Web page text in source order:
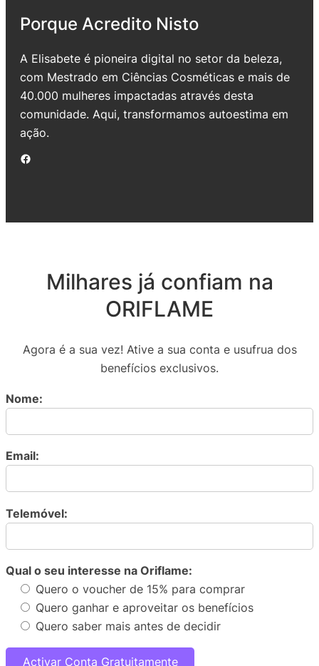
Porque Acredito Nisto
A Elisabete é pioneira digital no setor da beleza,
com Mestrado em Ciências Cosméticas e mais de
40.000 mulheres impactadas através desta
comunidade. Aqui, transformamos autoestima em
ação.
Facebook
Milhares já confiam na
ORIFLAME
Agora é a sua vez! Ative a sua conta e usufrua dos
benefícios exclusivos.
Nome:
Email:
Telemóvel:
Qual o seu interesse na Oriflame:
Quero o voucher de 15% para comprar
Quero ganhar e aproveitar os benefícios
Quero saber mais antes de decidir